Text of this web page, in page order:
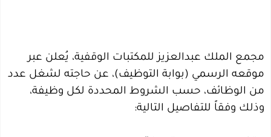
مجمع الملك عبدالعزيز للمكتبات الوقفية، يُعلن عبر
موقعه الرسمي (بوابة التوظيف)، عن حاجته لشغل عدد
من الوظائف، حسب الشروط المحددة لكل وظيفة،
وذلك وفقاً للتفاصيل التالية: